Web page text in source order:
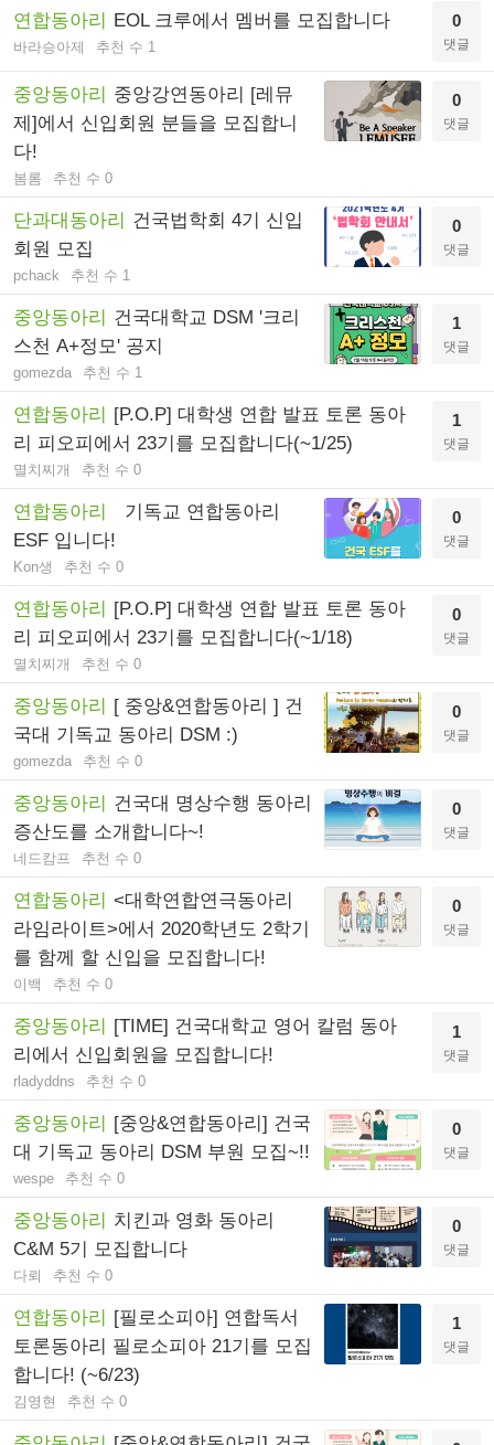
연합동아리 EOL 크루에서 멤버를 모집합니다
바라승아제 추천 수 1
0
댓글
중앙동아리 중앙강연동아리 [레뮤
제]에서 신입회원 분들을 모집합니
다!
봄롬 추천 수 0
0
댓글
단과대동아리 건국법학회 4기 신입
회원 모집
pchack 추천 수 1
0
댓글
중앙동아리 건국대학교 DSM '크리
스천 A+정모' 공지
gomezda 추천 수 1
1
댓글
연합동아리 [P.O.P] 대학생 연합 발표 토론 동아
리 피오피에서 23기를 모집합니다(~1/25)
멸치찌개 추천 수 0
1
댓글
연합동아리
기독교 연합동아리
ESF 입니다!
Kon생 추천 수 0
0
댓글
연합동아리 [P.O.P] 대학생 연합 발표 토론 동아
리 피오피에서 23기를 모집합니다(~1/18)
멸치찌개 추천 수 0
0
댓글
중앙동아리 [ 중앙&연합동아리 ] 건
국대 기독교 동아리 DSM :)
gomezda 추천 수 0
0
댓글
중앙동아리 건국대 명상수행 동아리
증산도를 소개합니다~!
네드캄프 추천 수 0
0
댓글
연합동아리 <대학연합연극동아리
라임라이트>에서 2020학년도 2학기
를 함께 할 신입을 모집합니다!
이백 추천 수 0
0
댓글
중앙동아리 [TIME] 건국대학교 영어 칼럼 동아
리에서 신입회원을 모집합니다!
rladyddns 추천 수 0
1
댓글
중앙동아리 [중앙&연합동아리] 건국
대 기독교 동아리 DSM 부원 모집~!!
wespe 추천 수 0
0
댓글
중앙동아리 치킨과 영화 동아리
C&M 5기 모집합니다
다뢰 추천 수 0
0
댓글
연합동아리 [필로소피아] 연합독서
토론동아리 필로소피아 21기를 모집
합니다! (~6/23)
김영현 추천 수 0
1
댓글